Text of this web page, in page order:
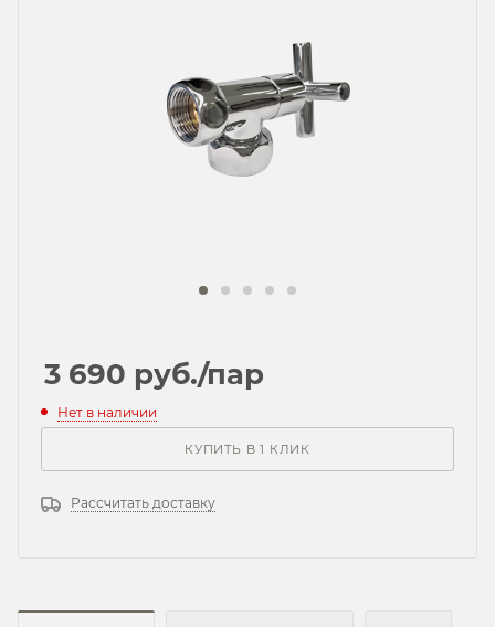
3 690 руб./пар
Нет в наличии
КУПИТЬ В 1 КЛИК
Рассчитать доставку